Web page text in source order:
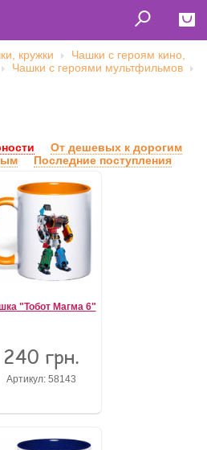
Close
кружки
Чашки с героям кино,
Чашки с героями мультфильмов
От дешевых к дорогим
Последние поступления
"Тобот Магма 6"
240 грн.
Артикул: 58143